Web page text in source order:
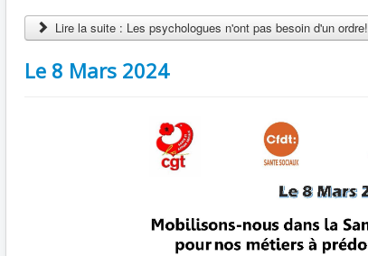
Lire la suite : Les psychologues n'ont pas besoin d'un ordre!
Le 8 Mars 2024